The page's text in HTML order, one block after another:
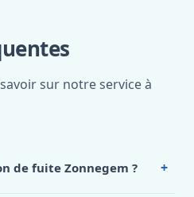
sur notre service à
de fuite Zonnegem ? +